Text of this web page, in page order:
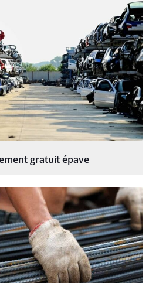
gratuit épave